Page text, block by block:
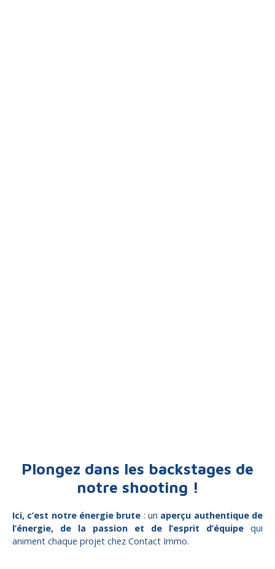
Plongez dans les backstages de
notre shooting !
Ici, c’est notre énergie brute : un aperçu authentique de
l’énergie, de la passion et de l’esprit d’équipe qui
animent chaque projet chez Contact Immo.